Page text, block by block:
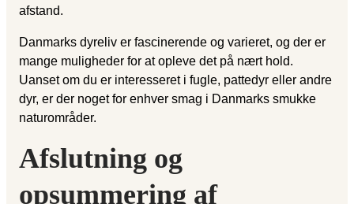
afstand.
Danmarks dyreliv er fascinerende og varieret, og der er
mange muligheder for at opleve det på nært hold.
Uanset om du er interesseret i fugle, pattedyr eller andre
dyr, er der noget for enhver smag i Danmarks smukke
naturområder.
Afslutning og
opsummering af